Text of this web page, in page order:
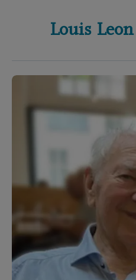
Louis Leon